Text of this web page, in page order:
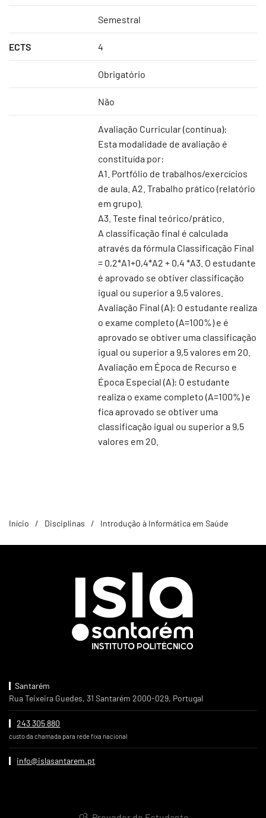
Semestral
ECTS 4
Obrigatório
Não
Avaliação Curricular (contínua):
Esta modalidade de avaliação é
constituída por:
A1. Portfólio de trabalhos/exercícios
de aula. A2. Trabalho prático (relatório
em grupo).
A3. Teste final teórico/prático.
A classificação final é calculada
através da fórmula Classificação Final
= 0,2*A1+0,4*A2 + 0,4 *A3. O estudante
é aprovado se obtiver classificação
igual ou superior a 9,5 valores.
Avaliação Final (A): O estudante realiza
o exame completo (A=100%) e é
aprovado se obtiver uma classificação
igual ou superior a 9,5 valores em 20.
Avaliação em Época de Recurso e
Época Especial (A): O estudante
realiza o exame completo (A=100%) e
fica aprovado se obtiver uma
classificação igual ou superior a 9,5
valores em 20.
Início Disciplinas Introdução à Informática em Saúde
Santarém
Rua Teixeira Guedes, 31 Santarém 2000-029, Portugal
243 305 880
custo da chamada para rede fixa nacional
info@islasantarem.pt